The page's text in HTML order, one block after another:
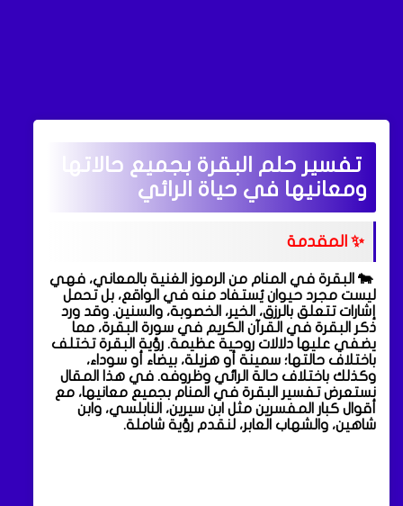
تفسير حلم البقرة بجميع حالاتها
ومعانيها في حياة الرائي
✨ المقدمة
🐄 البقرة في المنام من الرموز الغنية بالمعاني، فهي
ليست مجرد حيوان يُستفاد منه في الواقع، بل تحمل
إشارات تتعلق بالرزق، الخير، الخصوبة، والسنين. وقد ورد
ذكر البقرة في القرآن الكريم في سورة البقرة، مما
يضفي عليها دلالات روحية عظيمة. رؤية البقرة تختلف
باختلاف حالتها؛ سمينة أو هزيلة، بيضاء أو سوداء،
وكذلك باختلاف حالة الرائي وظروفه. في هذا المقال
نستعرض تفسير البقرة في المنام بجميع معانيها، مع
أقوال كبار المفسرين مثل ابن سيرين، النابلسي، وابن
شاهين، والشهاب العابر، لنقدم رؤية شاملة.